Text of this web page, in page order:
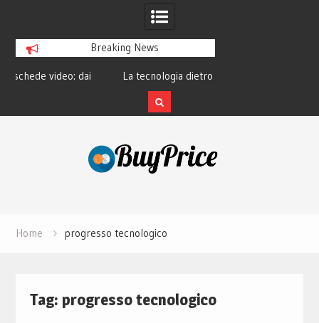
Breaking News
dai
La tecnologia dietro le lenti a contatto
smart e il futuro visivo
Home progresso tecnologico
Tag: progresso tecnologico